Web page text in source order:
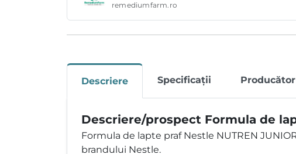
remediumfarm.ro
Descriere Specificații Producător
Descriere/prospect Formula de
Formula de lapte praf Nestle NUTREN
brandului Nestle.